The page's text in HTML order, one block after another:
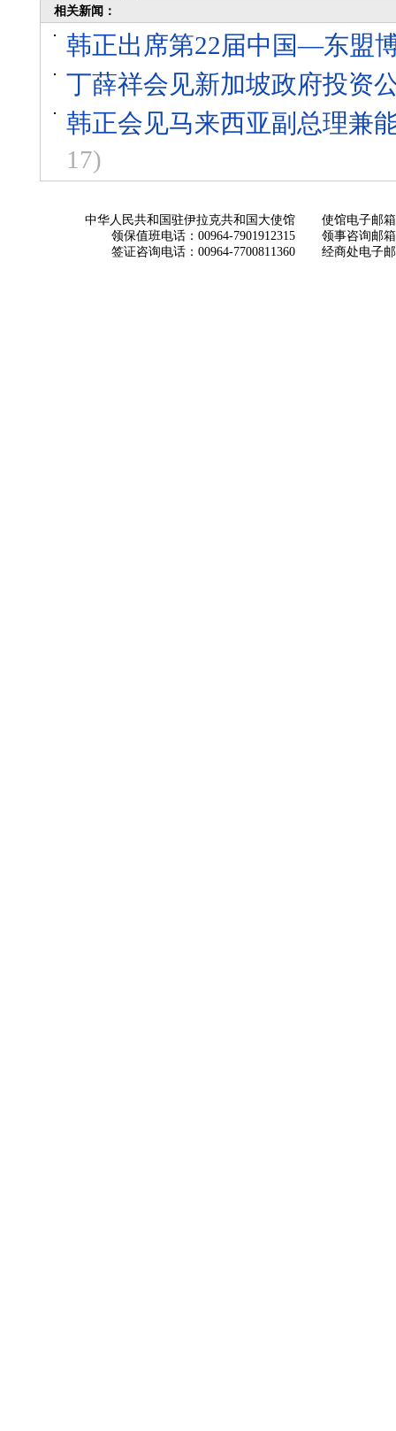
相关新闻：
韩正出席第22届中国—东盟
丁薛祥会见新加坡政府投资
韩正会见马来西亚副总理兼
17)
中华人民共和国驻伊拉克共和国大使馆
领保值班电话：00964-7901912315
签证咨询电话：00964-7700811360
使馆电子邮箱
领事咨询邮箱
经商处电子